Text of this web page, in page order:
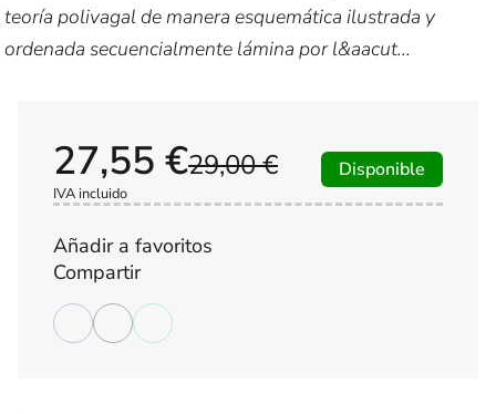
teoría polivagal de manera esquemática ilustrada y
ordenada secuencialmente lámina por l&aacut...
29,00 €
27,55 €
IVA incluido
Disponible
Añadir a favoritos
Compartir